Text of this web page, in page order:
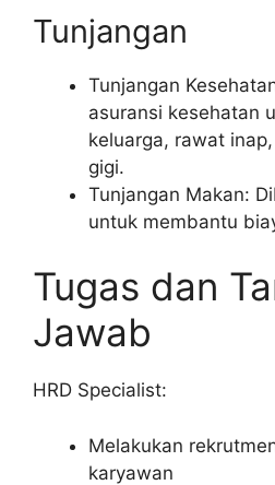
Tunjangan
Tunjangan
asuransi kesehatan
keluarga, rawat
gigi.
Tunjangan Makan:
untuk membantu
Tugas dan
Jawab
HRD Specialist:
Melakukan
karyawan